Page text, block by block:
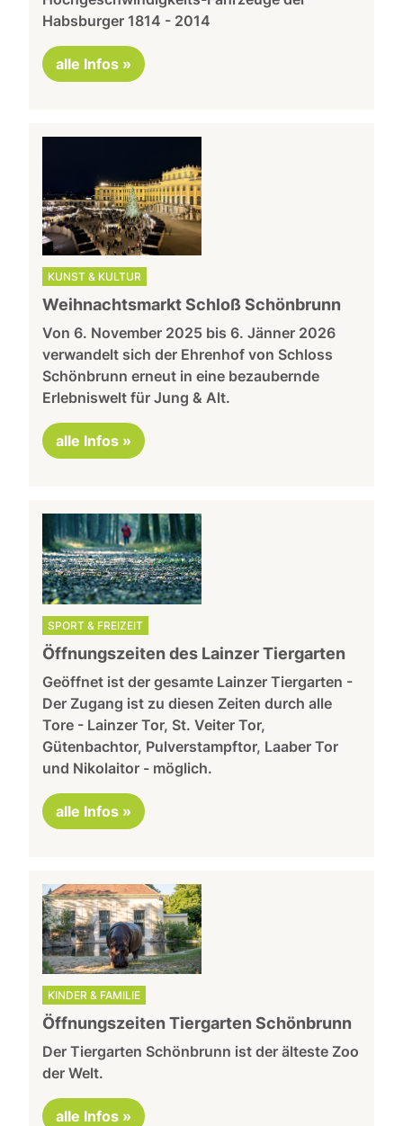
Habsburger 1814 - 2014
alle Infos »
KUNST & KULTUR
Weihnachtsmarkt Schloß Schönbrunn
Von 6. November 2025 bis 6. Jänner 2026
verwandelt sich der Ehrenhof von Schloss
Schönbrunn erneut in eine bezaubernde
Erlebniswelt für Jung & Alt.
alle Infos »
SPORT & FREIZEIT
Öffnungszeiten des Lainzer Tiergarten
Geöffnet ist der gesamte Lainzer Tiergarten -
Der Zugang ist zu diesen Zeiten durch alle
Tore - Lainzer Tor, St. Veiter Tor,
Gütenbachtor, Pulverstampftor, Laaber Tor
und Nikolaitor - möglich.
alle Infos »
KINDER & FAMILIE
Öffnungszeiten Tiergarten Schönbrunn
Der Tiergarten Schönbrunn ist der älteste Zoo
der Welt.
alle Infos »